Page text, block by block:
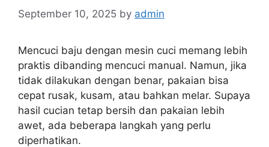
September 10, 2025 by admin
Mencuci baju dengan mesin cuci memang lebih
praktis dibanding mencuci manual. Namun, jika
tidak dilakukan dengan benar, pakaian bisa
cepat rusak, kusam, atau bahkan melar. Supaya
hasil cucian tetap bersih dan pakaian lebih
awet, ada beberapa langkah yang perlu
diperhatikan.